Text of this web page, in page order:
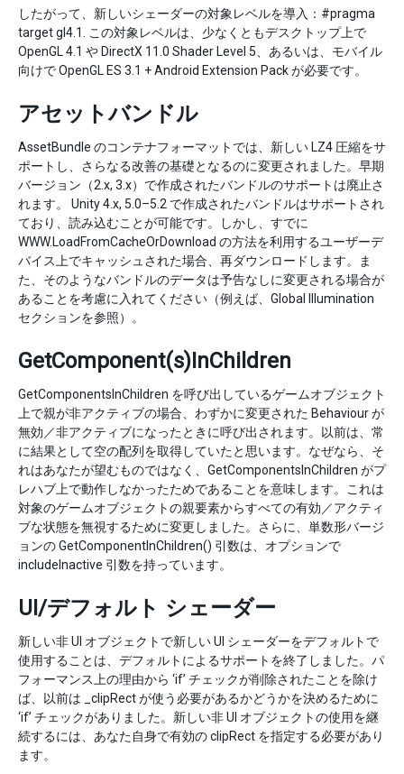
したがって、新しいシェーダーの対象レベルを導入：#pragma
target gl4.1. この対象レベルは、少なくともデスクトップ上で
OpenGL 4.1 や DirectX 11.0 Shader Level 5、あるいは、モバイル
向けで OpenGL ES 3.1 + Android Extension Pack が必要です。
アセットバンドル
AssetBundle のコンテナフォーマットでは、新しい LZ4 圧縮をサ
ポートし、さらなる改善の基礎となるのに変更されました。早期
バージョン（2.x, 3.x）で作成されたバンドルのサポートは廃止さ
れます。 Unity 4.x, 5.0–5.2 で作成されたバンドルはサポートされ
ており、読み込むことが可能です。しかし、すでに
WWW.LoadFromCacheOrDownload の方法を利用するユーザーデ
バイス上でキャッシュされた場合、再ダウンロードします。ま
た、そのようなバンドルのデータは予告なしに変更される場合が
あることを考慮に入れてください（例えば、Global Illumination
セクションを参照）。
GetComponent(s)InChildren
GetComponentsInChildren を呼び出しているゲームオブジェクト
上で親が非アクティブの場合、わずかに変更された Behaviour が
無効／非アクティブになったときに呼び出されます。以前は、常
に結果として空の配列を取得していたと思います。なぜなら、そ
れはあなたが望むものではなく、GetComponentsInChildren がプ
レハブ上で動作しなかったためであることを意味します。これは
対象のゲームオブジェクトの親要素からすべての有効／アクティ
ブな状態を無視するために変更しました。さらに、単数形バージ
ョンの GetComponentInChildren() 引数は、オプションで
includeInactive 引数を持っています。
UI/デフォルト シェーダー
新しい非 UI オブジェクトで新しい UI シェーダーをデフォルトで
使用することは、デフォルトによるサポートを終了しました。パ
フォーマンス上の理由から ‘if’ チェックが削除されたことを除け
ば、以前は _clipRect が使う必要があるかどうかを決めるために
‘if’ チェックがありました。新しい非 UI オブジェクトの使用を継
続するには、あなた自身で有効の clipRect を指定する必要があり
ます。